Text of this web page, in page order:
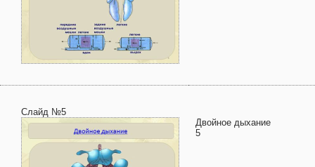
Слайд №5
Двойное дыхание
5